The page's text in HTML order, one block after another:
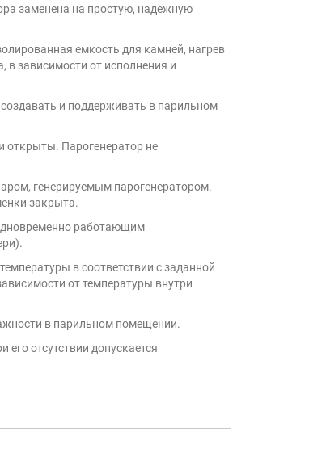
заменена на простую, надежную
емкость для камней, нагрев
в зависимости от исполнения и
и поддерживать в парильном
открыты. Парогенератор не
генерируемым парогенератором.
закрыта.
работающим
в соответствии с заданной
от температуры внутри
в парильном помещении.
отсутствии допускается